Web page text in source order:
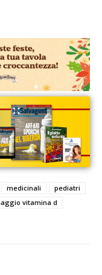
medicinali
pediatri
vitamina d